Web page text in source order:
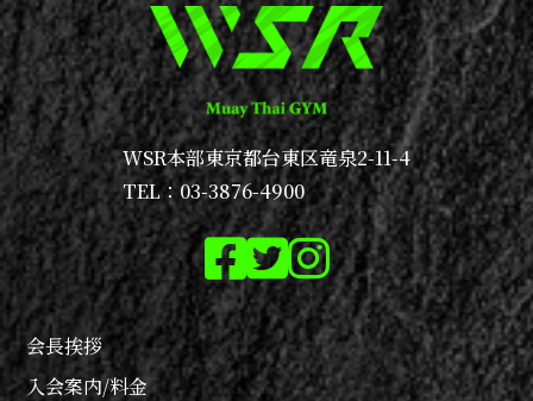
WSR本部東京都台東区竜泉2-11-4
TEL：03-3876-4900
会長挨拶
入会案内/料金